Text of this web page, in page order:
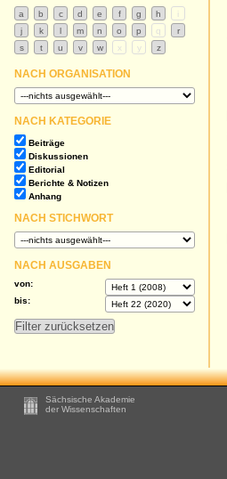
NACH ORGANISATION
NACH KATEGORIE
Beiträge
Diskussionen
Editorial
Berichte & Notizen
Anhang
NACH STICHWORT
NACH AUSGABEN
von:
bis:
Footer
Sächsische Akademie
der Wissenschaften